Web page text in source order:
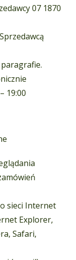
07 1870
19:00
sieci Internet
Explorer,
Safari,